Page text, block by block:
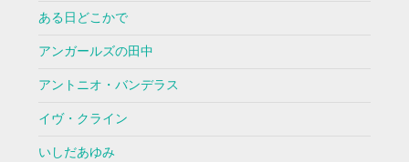
ある日どこかで
アンガールズの田中
アントニオ・バンデラス
イヴ・クライン
いしだあゆみ